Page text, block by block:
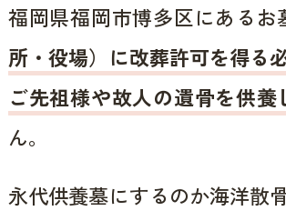
福岡県福岡市博多区にあるお
所・役場）に改葬許可を得る
ご先祖様や故人の遺骨を供
ん。
永代供養墓にするのか海洋散